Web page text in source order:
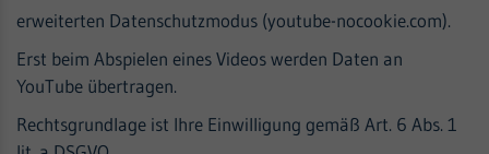
erweiterten Datenschutzmodus (youtube-nocookie.com).
Erst beim Abspielen eines Videos werden Daten an
YouTube übertragen.
Rechtsgrundlage ist Ihre Einwilligung gemäß Art. 6 Abs. 1